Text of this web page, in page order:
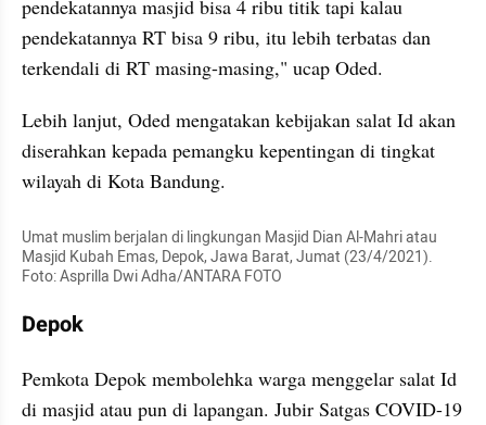
pendekatannya masjid bisa 4 ribu titik tapi kalau
pendekatannya RT bisa 9 ribu, itu lebih terbatas dan
terkendali di RT masing-masing," ucap Oded.
Lebih lanjut, Oded mengatakan kebijakan salat Id akan
diserahkan kepada pemangku kepentingan di tingkat
wilayah di Kota Bandung.
Umat muslim berjalan di lingkungan Masjid Dian Al-Mahri atau
Masjid Kubah Emas, Depok, Jawa Barat, Jumat (23/4/2021).
Foto: Asprilla Dwi Adha/ANTARA FOTO
Depok
Pemkota Depok membolehka warga menggelar salat Id
di masjid atau pun di lapangan. Jubir Satgas COVID-19